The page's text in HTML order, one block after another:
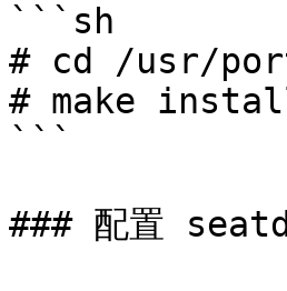
```sh
# cd /usr/
# make
```
### 配置